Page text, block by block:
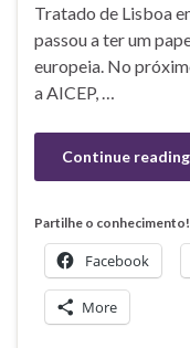
Tratado de Lisboa
passou a ter um
europeia. No
a AICEP, …
Continue reading
Partilhe o conhecimento!
Facebook
More